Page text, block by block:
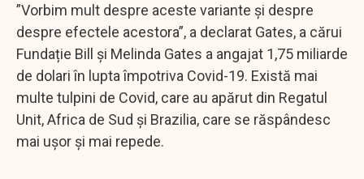
”Vorbim mult despre aceste variante și despre
despre efectele acestora”, a declarat Gates, a cărui
Fundație Bill și Melinda Gates a angajat 1,75 miliarde
de dolari în lupta împotriva Covid-19. Există mai
multe tulpini de Covid, care au apărut din Regatul
Unit, Africa de Sud și Brazilia, care se răspândesc
mai ușor și mai repede.